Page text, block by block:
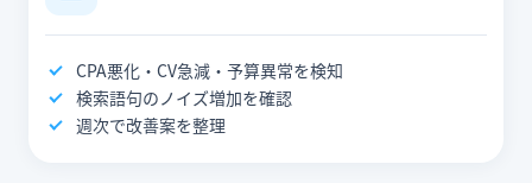
CPA悪化・CV急減・予算異常を検知
検索語句のノイズ増加を確認
週次で改善案を整理